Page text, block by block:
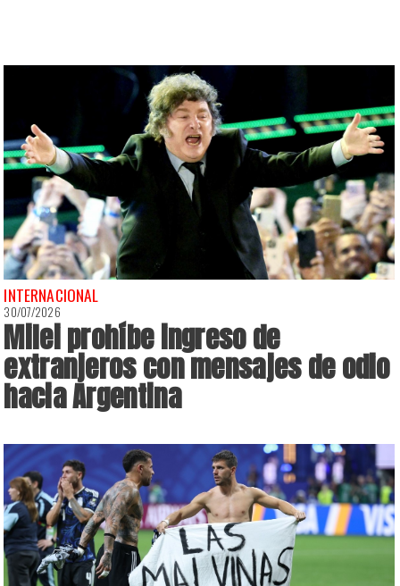
INTERNACIONAL
30/07/2026
Milei prohíbe ingreso de
extranjeros con mensajes de odio
hacia Argentina